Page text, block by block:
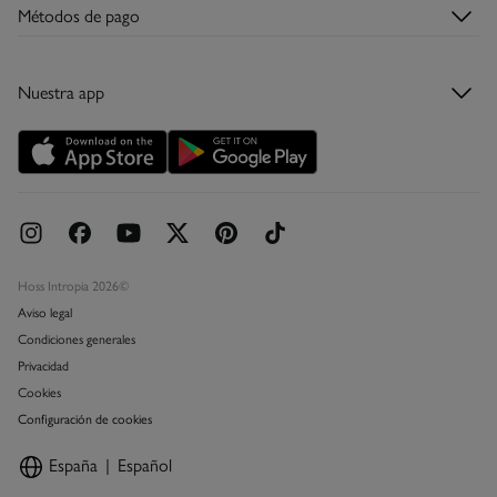
abonar los gastos de aduana correspondientes, los cuales variarán en
Devoluciones
Tarjeta abono
Concursos y sorteos
Descubre la app
Métodos de pago
Nuestra app
Hoss Intropia 2026©
Aviso legal
Condiciones generales
Privacidad
Cookies
Configuración de cookies
España Español